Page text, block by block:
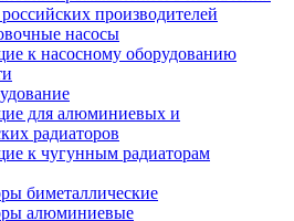
производителей
насосы
к насосному оборудованию
для алюминиевых и
радиаторов
к чугунным радиаторам
биметаллические
алюминиевые